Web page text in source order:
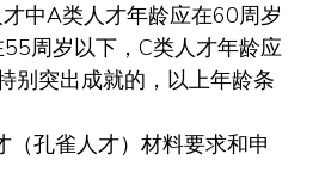
才中A类人才年龄应在60周岁
周岁以下，C类人才年龄应
别突出成就的，以上年龄条
（孔雀人才）材料要求和申